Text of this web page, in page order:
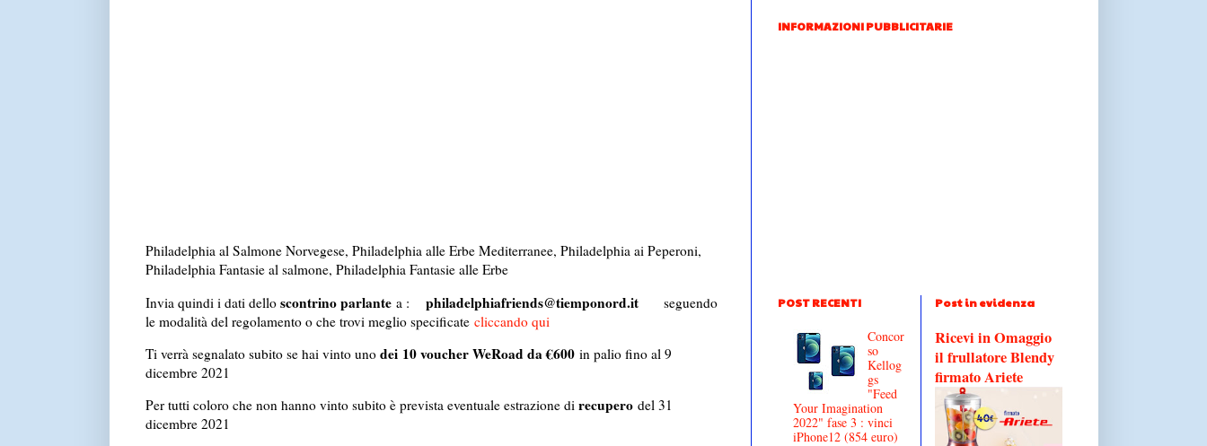
Philadelphia al Salmone Norvegese, Philadelphia alle Erbe Mediterranee, Philadelphia ai Peperoni,
Philadelphia Fantasie al salmone, Philadelphia Fantasie alle Erbe
Invia quindi i dati dello scontrino parlantea : philadelphiafriends@tiemponord.it
seguendo
le modalità del regolamento o che trovi meglio specificate cliccando qui
Ti verrà segnalato subito se hai vinto uno dei 10 voucher WeRoad da €600in palio fino al 9
dicembre 2021
Per tutti coloro che non hanno vinto subito è prevista eventuale estrazione di recuperodel 31
dicembre 2021
INFORMAZIONI PUBBLICITARIE
POST RECENTI
Concor
so
Kellog
gs
"Feed
Your Imagination
2022" fase 3 : vinci
iPhone12 (854 euro)
Post in evidenza
Ricevi in Omaggio
il frullatore Blendy
firmato Ariete